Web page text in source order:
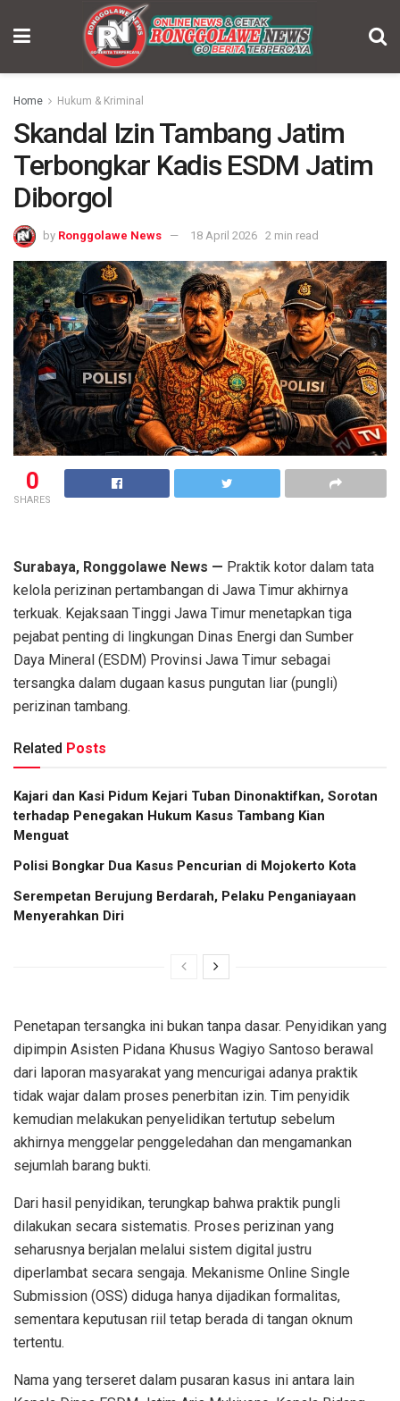
Home Hukum & Kriminal
Skandal Izin Tambang Jatim
Terbongkar Kadis ESDM Jatim
Diborgol
by Ronggolawe News 18 April 2026 2 min read
0
SHARES
Surabaya, Ronggolawe News — Praktik kotor dalam tata
kelola perizinan pertambangan di Jawa Timur akhirnya
terkuak. Kejaksaan Tinggi Jawa Timur menetapkan tiga
pejabat penting di lingkungan Dinas Energi dan Sumber
Daya Mineral (ESDM) Provinsi Jawa Timur sebagai
tersangka dalam dugaan kasus pungutan liar (pungli)
perizinan tambang.
Related Posts
Kajari dan Kasi Pidum Kejari Tuban Dinonaktifkan, Sorotan
terhadap Penegakan Hukum Kasus Tambang Kian
Menguat
Polisi Bongkar Dua Kasus Pencurian di Mojokerto Kota
Serempetan Berujung Berdarah, Pelaku Penganiayaan
Menyerahkan Diri
Penetapan tersangka ini bukan tanpa dasar. Penyidikan yang
dipimpin Asisten Pidana Khusus Wagiyo Santoso berawal
dari laporan masyarakat yang mencurigai adanya praktik
tidak wajar dalam proses penerbitan izin. Tim penyidik
kemudian melakukan penyelidikan tertutup sebelum
akhirnya menggelar penggeledahan dan mengamankan
sejumlah barang bukti.
Dari hasil penyidikan, terungkap bahwa praktik pungli
dilakukan secara sistematis. Proses perizinan yang
seharusnya berjalan melalui sistem digital justru
diperlambat secara sengaja. Mekanisme Online Single
Submission (OSS) diduga hanya dijadikan formalitas,
sementara keputusan riil tetap berada di tangan oknum
tertentu.
Nama yang terseret dalam pusaran kasus ini antara lain